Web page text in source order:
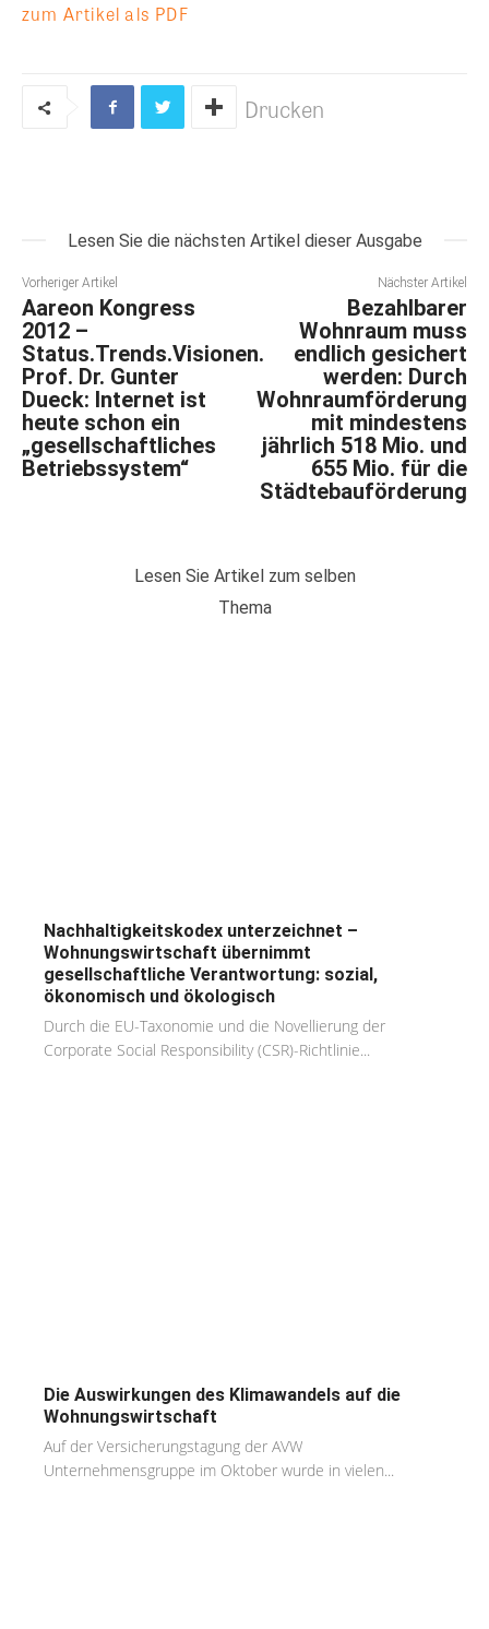
zum Artikel als PDF
Drucken
Lesen Sie die nächsten Artikel dieser Ausgabe
Vorheriger Artikel
Aareon Kongress
2012 –
Status.Trends.Visionen.
Prof. Dr. Gunter
Dueck: Internet ist
heute schon ein
„gesellschaftliches
Betriebssystem“
Nächster Artikel
Bezahlbarer
Wohnraum muss
endlich gesichert
werden: Durch
Wohnraumförderung
mit mindestens
jährlich 518 Mio. und
655 Mio. für die
Städtebauförderung
Lesen Sie Artikel zum selben
Thema
Nachhaltigkeitskodex unterzeichnet –
Wohnungswirtschaft übernimmt
gesellschaftliche Verantwortung: sozial,
ökonomisch und ökologisch
Durch die EU-Taxonomie und die Novellierung der
Corporate Social Responsibility (CSR)-Richtlinie...
Die Auswirkungen des Klimawandels auf die
Wohnungswirtschaft
Auf der Versicherungstagung der AVW
Unternehmensgruppe im Oktober wurde in vielen...